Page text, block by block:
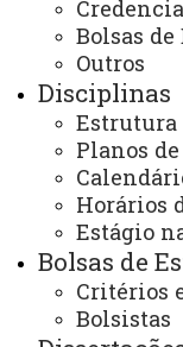
Bolsas de
Outros
Disciplinas
Planos
Horários
Estágio
Bolsas de
Critérios
Bolsistas
Edital 10-2017-
inscrições para
Edital 09-2017-
discente especial
Edital 06-2017-
Seleção discente
Edital 05-2017-
inscrições